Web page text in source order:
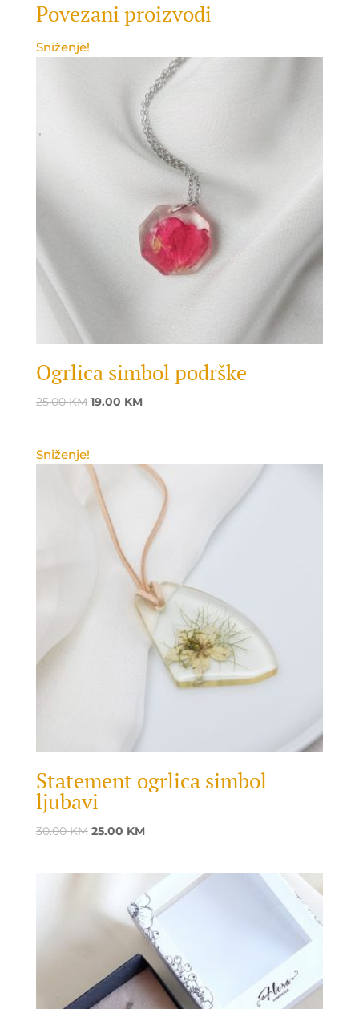
Povezani proizvodi
Sniženje!
Ogrlica simbol podrške
25.00KM Original
19.00 KMCurrent
Sniženje!
Statement ogrlica simbol
ljubavi
30.00KM Original
25.00 KMCurrent
25.00 KM.